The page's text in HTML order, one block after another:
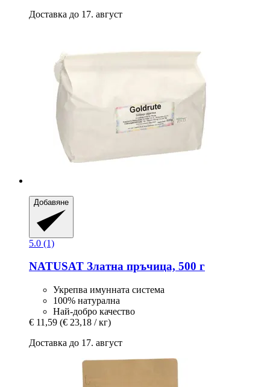
Доставка до 17. август
Добавяне
5.0 (1)
NATUSAT Златна пръчица, 500 г
Укрепва имунната система
100% натурална
Най-добро качество
€ 11,59 (€ 23,18 / кг)
Доставка до 17. август